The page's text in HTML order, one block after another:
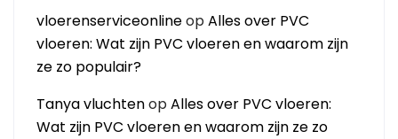
vloerenserviceonlineopAlles over PVC
vloeren: Wat zijn PVC vloeren en waarom zijn
ze zo populair?
Tanya vluchtenopAlles over PVC vloeren:
Wat zijn PVC vloeren en waarom zijn ze zo